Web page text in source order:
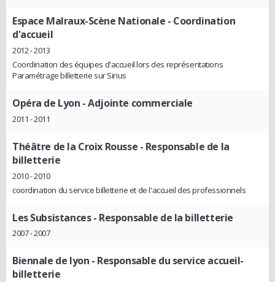
Espace Malraux-Scène Nationale - Coordination
d'accueil
2012 - 2013
Coordination des équipes d'accueil lors des représentations
Paramétrage billetterie sur Sirius
Opéra de Lyon - Adjointe commerciale
2011 - 2011
Théâtre de la Croix Rousse - Responsable de la
billetterie
2010 - 2010
coordination du service billetterie et de l'accueil des professionnels
Les Subsistances- Responsable de la billetterie
2007 - 2007
Biennale de lyon - Responsable du service accueil-
billetterie